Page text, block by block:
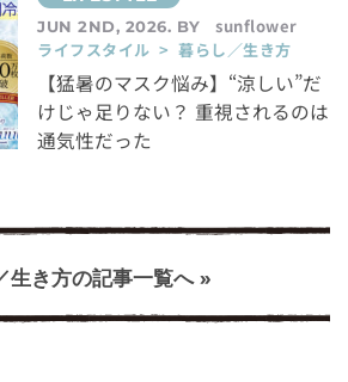
JUN 2ND, 2026. BY
sunflower
ライフスタイル > 暮らし／生き方
【猛暑のマスク悩み】“涼しい”だ
けじゃ足りない？ 重視されるのは
通気性だった
生き方の記事一覧へ »